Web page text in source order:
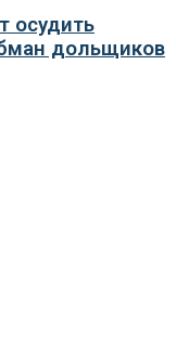
осудить
дольщиков